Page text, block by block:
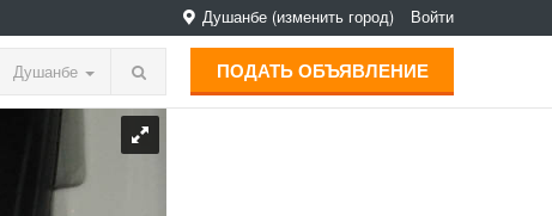
Душанбе (изменить город) Войти
Душанбе ПОДАТЬ ОБЪЯВЛЕНИЕ